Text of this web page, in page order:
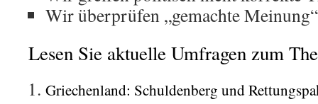
Wir überprüfen „gemachte
Lesen Sie aktuelle Umfragen zum
Griechenland: Schuldenberg und